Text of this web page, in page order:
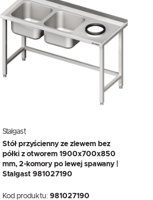
Stalgast
Stół przyścienny ze zlewem bez
półki z otworem 1900x700x850
mm, 2-komory po lewej spawany |
Stalgast 981027190
Kod produktu:981027190